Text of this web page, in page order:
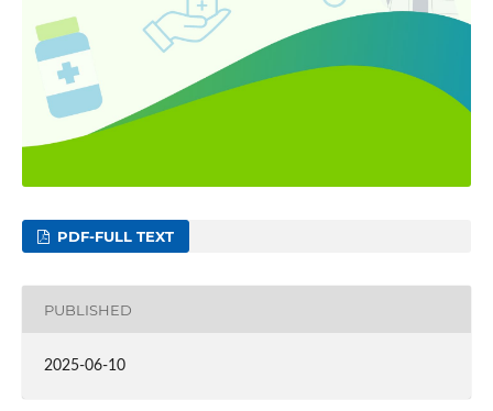
PDF-FULL TEXT
PUBLISHED
2025-06-10